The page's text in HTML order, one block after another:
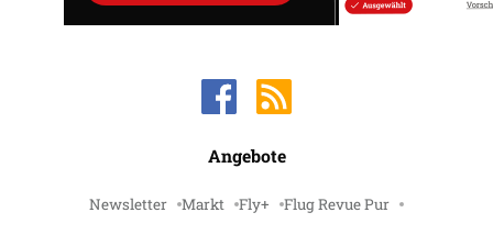
Angebote
Newsletter Markt Fly+ Flug Revue Pur